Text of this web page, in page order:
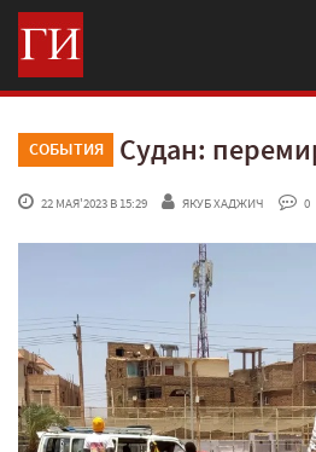
СОБЫТИЯ Судан:
22 МАЯ'2023 В 15:29 ЯКУБ ХАДЖИЧ 0